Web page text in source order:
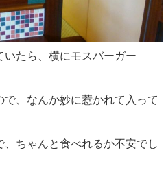
たら、横にモスバーガー
、なんか妙に惹かれて入って
、ちゃんと食べれるか不安でし